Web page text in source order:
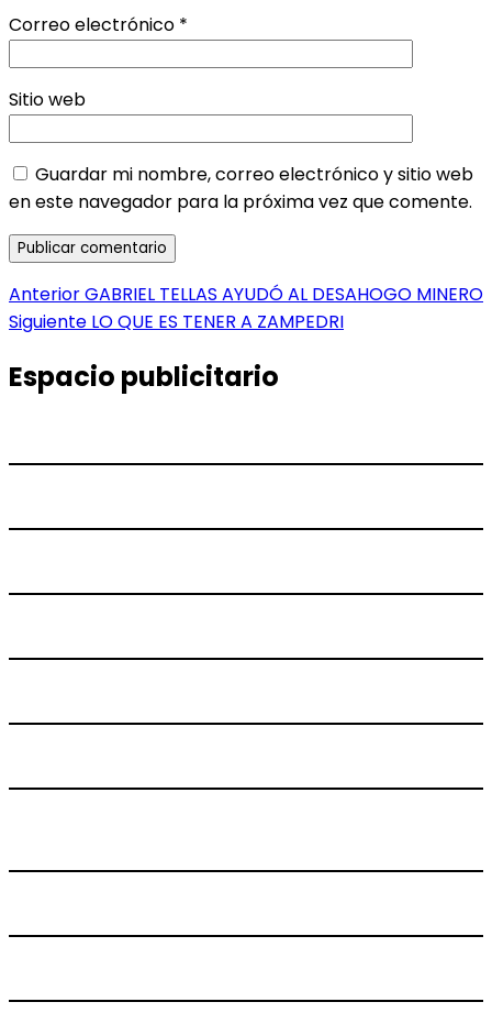
Correo electrónico *
Sitio web
Guardar mi nombre, correo electrónico y sitio web
en este navegador para la próxima vez que comente.
Navegación
de
entradas
AnteriorEntrada
anterior:
GABRIEL TELLAS AYUDÓ AL DESAHOGO MINERO
Siguiente Entrada
LO QUE ES TENER A ZAMPEDRI
Espacio publicitario